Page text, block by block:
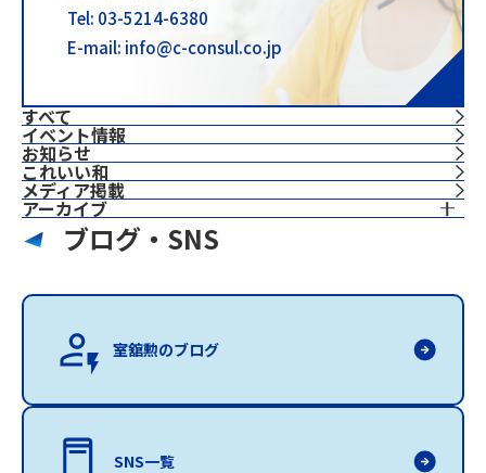
すべて
イベント情報
お知らせ
これいい和
⁨⁩メディア掲載
アーカイブ
Tel: 03-5214-6380
E-mail: info@c-consul.co.jp
ブログ・SNS
室舘勲のブログ
SNS一覧